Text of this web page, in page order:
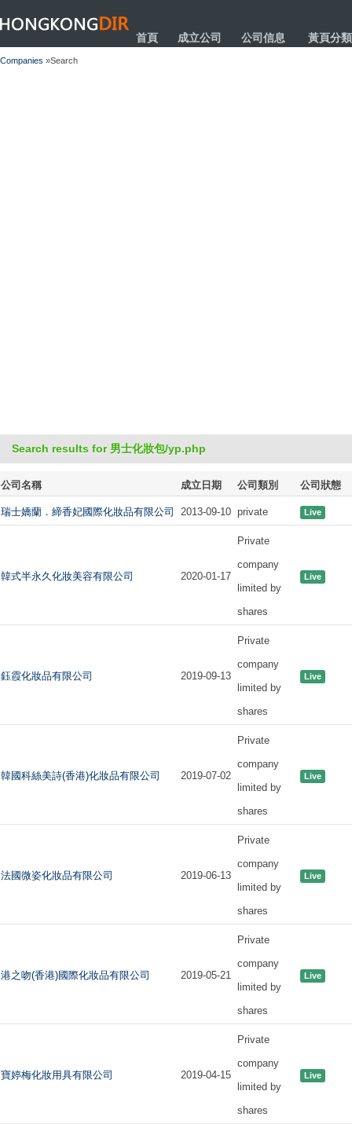
HONGKONGDIR
首頁 成立公司 公司信息 黃頁分類
Companies »Search
Search results for 男士化妝包/yp.php
公司名稱 成立日期 公司類別 公司狀態
瑞士嬌蘭．締香妃國際化妝品有限公司 2013-09-10 private Live
韓式半永久化妝美容有限公司 2020-01-17
Private
company
limited by
shares
Live
鈺霞化妝品有限公司 2019-09-13
Private
company
limited by
shares
Live
韓國科絲美詩(香港)化妝品有限公司 2019-07-02
Private
company
limited by
shares
Live
法國微姿化妝品有限公司 2019-06-13
Private
company
limited by
shares
Live
港之吻(香港)國際化妝品有限公司 2019-05-21
Private
company
limited by
shares
Live
寶婷梅化妝用具有限公司 2019-04-15
Private
company
limited by
shares
Live